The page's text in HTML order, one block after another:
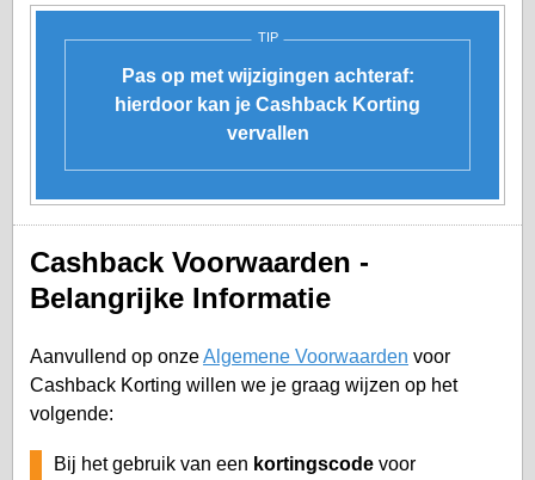
TIP
Pas op met wijzigingen achteraf:
hierdoor kan je Cashback Korting
vervallen
Cashback Voorwaarden -
Belangrijke Informatie
Aanvullend op onzeAlgemene Voorwaarden voor
Cashback Korting willen we je graag wijzen op het
volgende:
Bij het gebruik van een kortingscode voor